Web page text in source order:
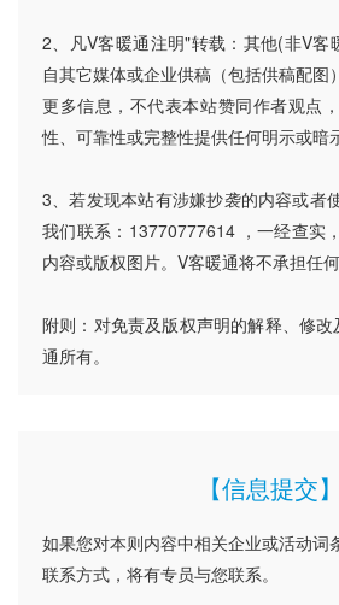
2、凡V客暖通注明"转载：其他(非V客
自其它媒体或企业供稿（包括供稿配图
更多信息，不代表本站赞同作者观点
性、可靠性或完整性提供任何明示或暗
3、若发现本站有涉嫌抄袭的内容或者
我们联系：13770777614 ，一经查实
内容或版权图片。V客暖通将不承担任
附则：对免责及版权声明的解释、修
通所有。